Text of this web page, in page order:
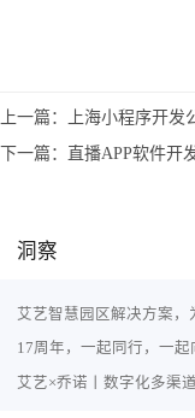
上一篇： 上海小程序开
下一篇： 直播APP软件开
洞察
艾艺智慧园区解决方案，
17周年，一起同行，一
艾艺×乔诺丨数字化多渠